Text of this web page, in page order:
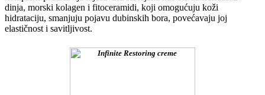
dinja, morski kolagen i fitoceramidi, koji omogućuju koži
hidrataciju, smanjuju pojavu dubinskih bora, povećavaju joj
elastičnost i savitljivost.